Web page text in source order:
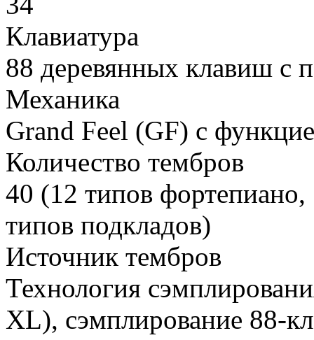
Клавиатура
88 деревянных клавиш с
Механика
Grand Feel (GF) с
Количество тембров
40 (12 типов
типов подкладов)
Источник тембров
Технология
XL), сэмплирование 88-